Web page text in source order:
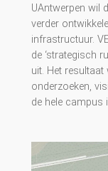
UAntwerpen wil
verder
infrastructuur.
de ‘strategisch
uit. Het
onderzoeken,
de hele campus